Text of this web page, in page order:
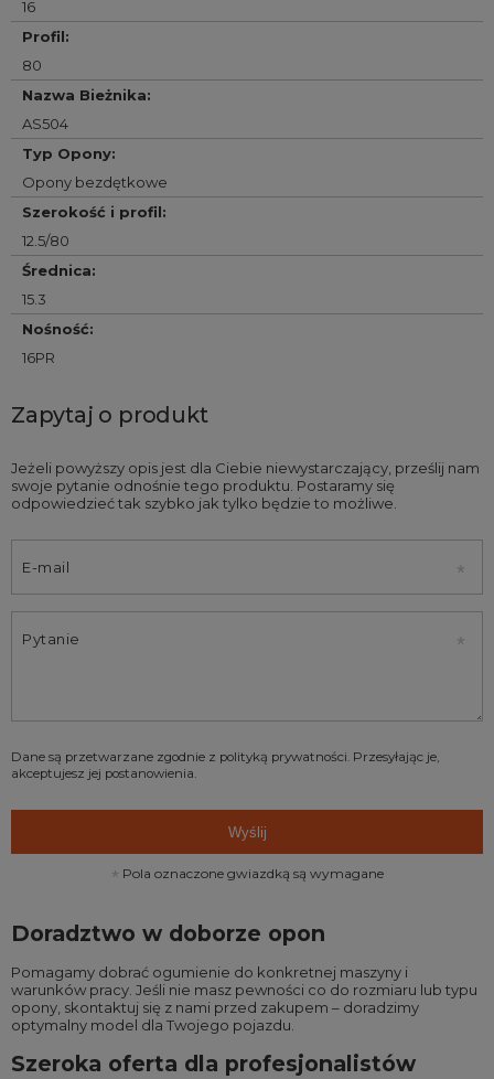
16
Profil:
80
Nazwa Bieżnika:
AS504
Typ Opony:
Opony bezdętkowe
Szerokość i profil:
12.5/80
Średnica:
15.3
Nośność:
16PR
Zapytaj o produkt
Jeżeli powyższy opis jest dla Ciebie niewystarczający, prześlij nam
swoje pytanie odnośnie tego produktu. Postaramy się
odpowiedzieć tak szybko jak tylko będzie to możliwe.
E-mail
Pytanie
Dane są przetwarzane zgodnie z polityką prywatności. Przesyłając je,
akceptujesz jej postanowienia.
Wyślij
Pola oznaczone gwiazdką są wymagane
Doradztwo w doborze opon
Pomagamy dobrać ogumienie do konkretnej maszyny i
warunków pracy. Jeśli nie masz pewności co do rozmiaru lub typu
opony, skontaktuj się z nami przed zakupem – doradzimy
optymalny model dla Twojego pojazdu.
Szeroka oferta dla profesjonalistów